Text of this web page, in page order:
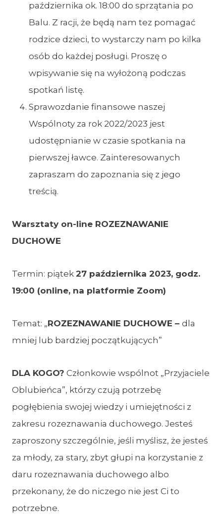
października ok. 18:00 do sprzątania po
Balu. Z racji, że będą nam tez pomagać
rodzice dzieci, to wystarczy nam po kilka
osób do każdej posługi. Proszę o
wpisywanie się na wyłożoną podczas
spotkań listę.
Sprawozdanie finansowe naszej
Wspólnoty za rok 2022/2023 jest
udostępnianie w czasie spotkania na
pierwszej ławce. Zainteresowanych
zapraszam do zapoznania się z jego
treścią.
Warsztaty on-line ROZEZNAWANIE
DUCHOWE
Termin: piątek 27 października 2023, godz.
19:00 (online, na platformie Zoom)
Temat: „ROZEZNAWANIE DUCHOWE – dla
mniej lub bardziej początkujących”
DLA KOGO? Członkowie wspólnot „Przyjaciele
Oblubieńca”, którzy czują potrzebę
pogłębienia swojej wiedzy i umiejętności z
zakresu rozeznawania duchowego. Jesteś
zaproszony szczególnie, jeśli myślisz, że jesteś
za młody, za stary, zbyt głupi na korzystanie z
daru rozeznawania duchowego albo
przekonany, że do niczego nie jest Ci to
potrzebne.